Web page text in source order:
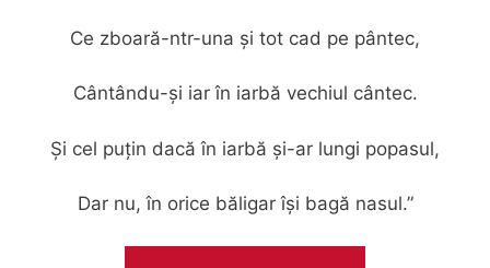
Ce zboară-ntr-una și tot cad pe pântec,
Cântându-și iar în iarbă vechiul cântec.
Și cel puțin dacă în iarbă și-ar lungi popasul,
Dar nu, în orice băligar își bagă nasul.”